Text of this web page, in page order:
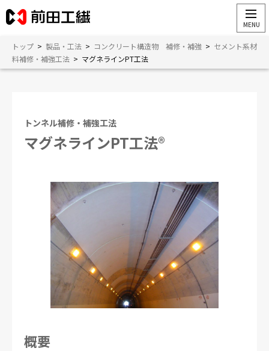
トップ > 製品・工法 > コンクリート構造物 補修・補強 > セメント系材
料補修・補強工法 > マグネラインPT工法
トンネル補修・補強工法
マグネラインPT工法®
概要